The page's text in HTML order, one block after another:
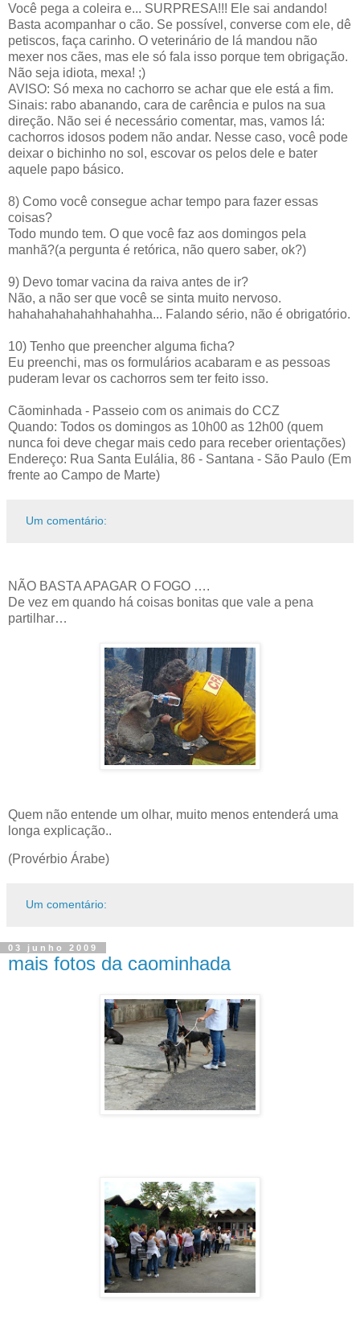
Você pega a coleira e... SURPRESA!!! Ele sai andando!
Basta acompanhar o cão. Se possível, converse com ele, dê
petiscos, faça carinho. O veterinário de lá mandou não
mexer nos cães, mas ele só fala isso porque tem obrigação.
Não seja idiota, mexa! ;)
AVISO: Só mexa no cachorro se achar que ele está a fim.
Sinais: rabo abanando, cara de carência e pulos na sua
direção. Não sei é necessário comentar, mas, vamos lá:
cachorros idosos podem não andar. Nesse caso, você pode
deixar o bichinho no sol, escovar os pelos dele e bater
aquele papo básico.
8) Como você consegue achar tempo para fazer essas
coisas?
Todo mundo tem. O que você faz aos domingos pela
manhã?(a pergunta é retórica, não quero saber, ok?)
9) Devo tomar vacina da raiva antes de ir?
Não, a não ser que você se sinta muito nervoso.
hahahahahahahhahahha... Falando sério, não é obrigatório.
10) Tenho que preencher alguma ficha?
Eu preenchi, mas os formulários acabaram e as pessoas
puderam levar os cachorros sem ter feito isso.
Cãominhada - Passeio com os animais do CCZ
Quando: Todos os domingos as 10h00 as 12h00 (quem
nunca foi deve chegar mais cedo para receber orientações)
Endereço: Rua Santa Eulália, 86 - Santana - São Paulo (Em
frente ao Campo de Marte)
Um comentário:
NÃO BASTA APAGAR O FOGO ….
De vez em quando há coisas bonitas que vale a pena
partilhar…
Quem não entende um olhar, muito menos entenderá uma
longa explicação..
(Provérbio Árabe)
Um comentário:
03 junho 2009
mais fotos da caominhada